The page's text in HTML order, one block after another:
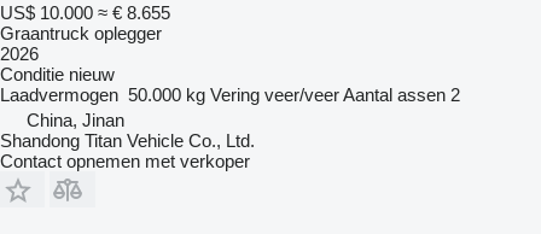
US$ 10.000 ≈ € 8.655
Graantruck oplegger
2026
Conditie nieuw
Laadvermogen 50.000 kg Vering veer/veerAantal assen 2
China, Jinan
Shandong Titan Vehicle Co., Ltd.
Contact opnemen met verkoper